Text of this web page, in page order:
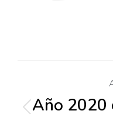
Año 2020